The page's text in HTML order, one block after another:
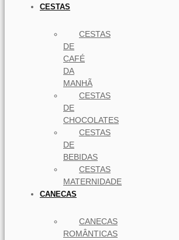
CESTAS
CESTAS
DE
CAFÉ
DA
MANHÃ
CESTAS
DE
CHOCOLATES
CESTAS
DE
BEBIDAS
CESTAS
MATERNIDADE
CANECAS
CANECAS
ROMÂNTICAS